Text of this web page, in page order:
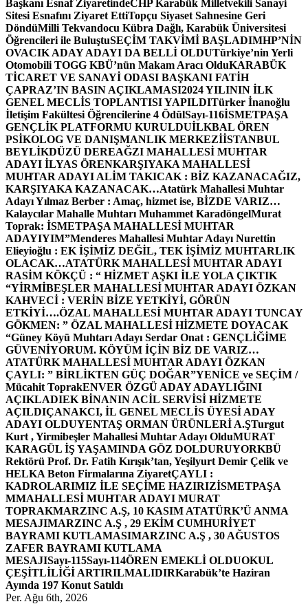
Başkanı Esnaf ZiyaretindeCHP Karabük Milletvekili Sanayi
Sitesi Esnafını Ziyaret EttiTopçu Siyaset Sahnesine Geri
DöndüMilli Tekvandocu Kübra Dağlı, Karabük Üniversitesi
Öğrencileri ile BuluştuSEÇİM TAKVİMİ BAŞLADIMHP’NİN
OVACIK ADAY ADAYI DA BELLİ OLDUTürkiye’nin Yerli
Otomobili TOGG KBÜ’nün Makam Aracı OlduKARABÜK
TİCARET VE SANAYİ ODASI BAŞKANI FATİH
ÇAPRAZ’IN BASIN AÇIKLAMASI2024 YILININ İLK
GENEL MECLİS TOPLANTISI YAPILDITürker İnanoğlu
İletişim Fakültesi Öğrencilerine 4 ÖdülSayı-116İSMETPAŞA
GENÇLİK PLATFORMU KURULDUİLKBAL ÖREN
PSİKOLOG VE DANIŞMANLIK MERKEZİİSTANBUL
BEYLİKDÜZÜ DEREAĞZI MAHALLESİ MUHTAR
ADAYI İLYAS ÖRENKARŞIYAKA MAHALLESİ
MUHTAR ADAYI ALİM TAKICAK : BİZ KAZANACAĞIZ,
KARŞIYAKA KAZANACAK…Atatürk Mahallesi Muhtar
Adayı Yılmaz Berber : Amaç, hizmet ise, BİZDE VARIZ…
Kalaycılar Mahalle Muhtarı Muhammet KaradöngelMurat
Toprak: İSMETPAŞA MAHALLESİ MUHTAR
ADAYIYIM”Menderes Mahallesi Muhtar Adayı Nurettin
Elieyioğlu : EK İŞİMİZ DEĞİL, TEK İŞİMİZ MUHTARLIK
OLACAK…ATATÜRK MAHALLESİ MUHTAR ADAYI
RASİM KÖKÇÜ : “ HİZMET AŞKI İLE YOLA ÇIKTIK
“YİRMİBEŞLER MAHALLESİ MUHTAR ADAYI ÖZKAN
KAHVECİ : VERİN BİZE YETKİYİ, GÖRÜN
ETKİYİ….ÖZAL MAHALLESİ MUHTAR ADAYI TUNCAY
GÖKMEN: ” ÖZAL MAHALLESİ HİZMETE DOYACAK
“Güney Köyü Muhtarı Adayı Serdar Onat : GENÇLİĞİME
GÜVENİYORUM. KÖYÜM İÇİN BİZ DE VARIZ…
ATATÜRK MAHALLESİ MUHTAR ADAYI ÖZKAN
ÇAYLI: ” BİRLİKTEN GÜÇ DOĞAR”YENİCE ve SEÇİM /
Mücahit ToprakENVER ÖZGÜ ADAY ADAYLIĞINI
AÇIKLADIEK BİNANIN ACİL SERVİSİ HİZMETE
AÇILDIÇANAKCI, İL GENEL MECLİS ÜYESİ ADAY
ADAYI OLDUYENTAŞ ORMAN ÜRÜNLERİ A.ŞTurgut
Kurt , Yirmibeşler Mahallesi Muhtar Adayı OlduMURAT
KARAGÜL İŞ YAŞAMINDA GÖZ DOLDURUYORKBÜ
Rektörü Prof. Dr. Fatih Kırışık’tan, Yeşilyurt Demir Çelik ve
HELKA Beton Firmalarına ZiyaretÇAYLI :
KADROLARIMIZ İLE SEÇİME HAZIRIZİSMETPAŞA
MMAHALLESİ MUHTAR ADAYI MURAT
TOPRAKMARZINC A.Ş, 10 KASIM ATATÜRK’Ü ANMA
MESAJIMARZINC A.Ş , 29 EKİM CUMHURİYET
BAYRAMI KUTLAMASIMARZINC A.Ş , 30 AĞUSTOS
ZAFER BAYRAMI KUTLAMA
MESAJISayı-115Sayı-114ÖREN EMEKLİ OLDUOKUL
ÇEŞİTLİLİĞİ ARTIRILMALIDIRKarabük’te Haziran
Ayında 197 Konut Satıldı
Per. Ağu 6th, 2026